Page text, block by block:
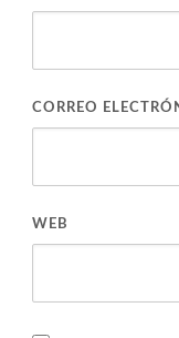
CORREO
WEB